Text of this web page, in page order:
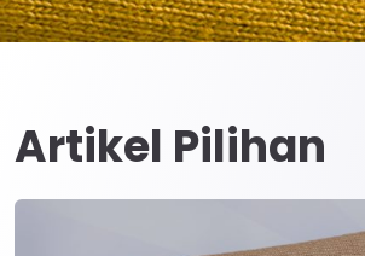
Artikel Pilihan